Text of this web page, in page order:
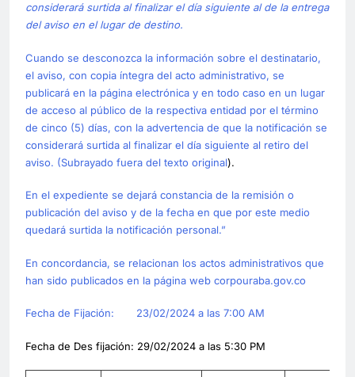
considerará surtida al finalizar el día siguiente al de la entrega
del aviso en el lugar de destino.
Cuando se desconozca la información sobre el destinatario,
el aviso, con copia íntegra del acto administrativo, se
publicará en la página electrónica y en todo caso en un lugar
de acceso al público de la respectiva entidad por el término
de cinco (5) días, con la advertencia de que la notificación se
considerará surtida al finalizar el día siguiente al retiro del
aviso. (Subrayado fuera del texto original).
En el expediente se dejará constancia de la remisión o
publicación del aviso y de la fecha en que por este medio
quedará surtida la notificación personal.”
En concordancia, se relacionan los actos administrativos que
han sido publicados en la página web corpouraba.gov.co
Fecha de Fijación: 23/02/2024 a las 7:00 AM
Fecha de Des fijación: 29/02/2024 a las 5:30 PM